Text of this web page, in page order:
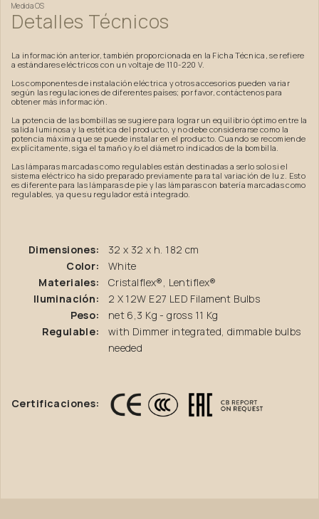
MedidaOS
Detalles Técnicos
La información anterior, también proporcionada en la Ficha Técnica, se refiere
a estándares eléctricos con un voltaje de 110-220 V.
Los componentes de instalación eléctrica y otros accesorios pueden variar
según las regulaciones de diferentes países; por favor, contáctenos para
obtener más información.
La potencia de las bombillas se sugiere para lograr un equilibrio óptimo entre la
salida luminosa y la estética del producto, y no debe considerarse como la
potencia máxima que se puede instalar en el producto. Cuando se recomiende
explícitamente, siga el tamaño y/o el diámetro indicados de la bombilla.
Las lámparas marcadas como regulables están destinadas a serlo solo si el
sistema eléctrico ha sido preparado previamente para tal variación de luz. Esto
es diferente para las lámparas de pie y las lámparas con batería marcadas como
regulables, ya que su regulador está integrado.
Dimensiones:
32 x 32 x h. 182 cm
Color:
White
Materiales:
Cristalflex®, Lentiflex®
Iluminación:
2 X 12W E27 LED Filament Bulbs
Peso:
net 6,3 Kg - gross 11 Kg
Regulable:
with Dimmer integrated, dimmable bulbs
needed
Certificaciones: